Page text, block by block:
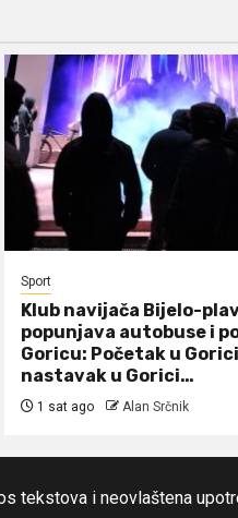
Sport
Klub navijača Bijelo-
popunjava autobuse i
Goricu: Početak u
nastavak u Gorici…
1 sat ago Alan Srčnik
tekstova i neovlaštena